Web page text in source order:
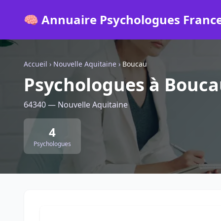
🧠 Annuaire Psychologues
Accueil › Nouvelle Aquitaine › Boucau
Psychologues à
64340 — Nouvelle Aquitaine
4
Psychologues